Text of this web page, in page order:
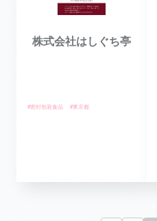
株式会社はしぐち亭
#密封包装食品 #東京都